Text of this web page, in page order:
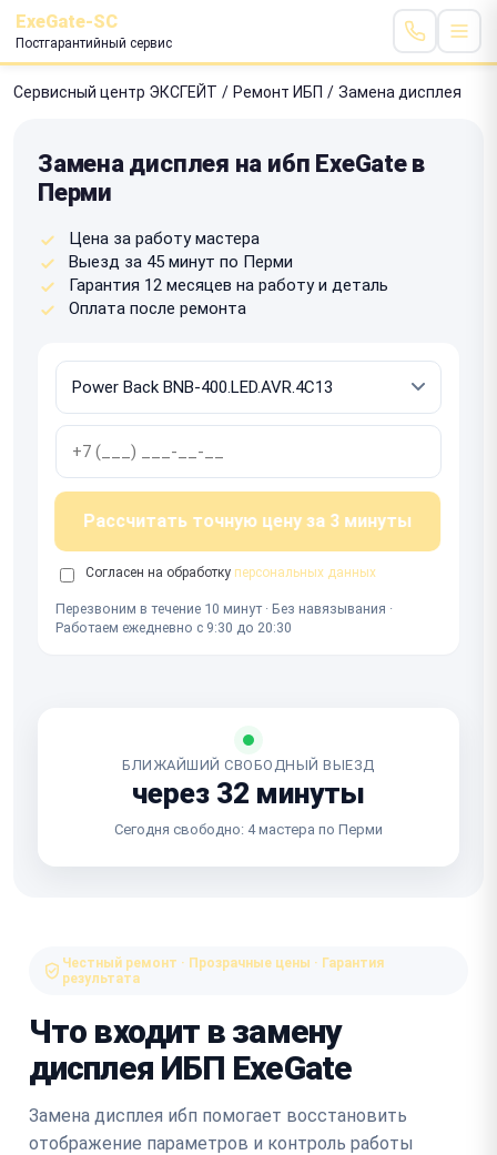
ExeGate-SC
Постгарантийный сервис
Сервисный центр ЭКСГЕЙТ / Ремонт ИБП / Замена дисплея
Замена дисплея на ибп ExeGate в
Перми
Цена за работу мастера
Выезд за 45 минут по Перми
Гарантия 12 месяцев на работу и деталь
Оплата после ремонта
Рассчитать точную цену за 3 минуты
Согласен на обработку персональных данных
Перезвоним в течение 10 минут · Без навязывания ·
Работаем ежедневно с 9:30 до 20:30
БЛИЖАЙШИЙ СВОБОДНЫЙ ВЫЕЗД
через 32 минуты
Сегодня свободно: 4 мастера по Перми
Честный ремонт · Прозрачные цены · Гарантия
результата
Что входит в замену
дисплея ИБП ExeGate
Замена дисплея ибп помогает восстановить
отображение параметров и контроль работы